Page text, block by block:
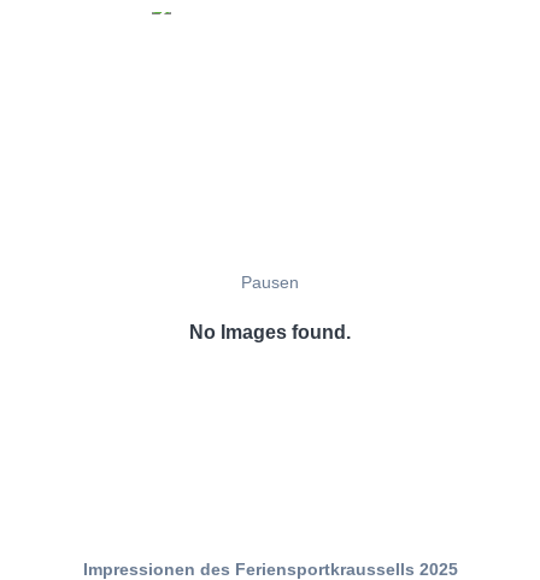
Pausen
No Images found.
Impressionen des Feriensportkraussells 2025